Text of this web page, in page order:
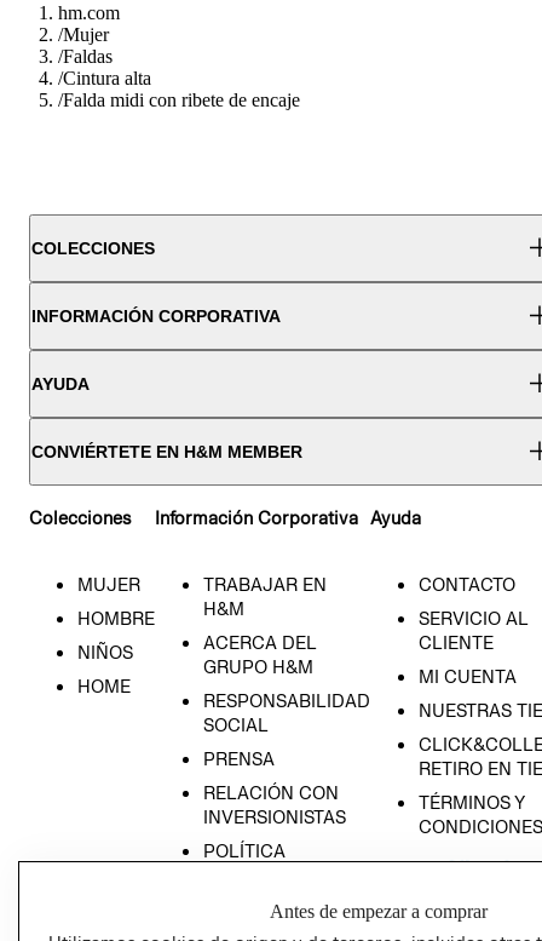
hm.com
/Mujer
/Faldas
/Cintura alta
/Falda midi con ribete de encaje
COLECCIONES
INFORMACIÓN CORPORATIVA
AYUDA
CONVIÉRTETE EN H&M MEMBER
Colecciones
MUJER
HOMBRE
NIÑOS
HOME
Información Corporativa
TRABAJAR EN
H&M
ACERCA DEL
GRUPO H&M
RESPONSABILIDAD
SOCIAL
PRENSA
RELACIÓN CON
INVERSIONISTAS
POLÍTICA
Ayuda
CONTACTO
SERVICIO AL
CLIENTE
MI CUENTA
NUESTRAS
RETIRO EN
TÉRMINOS Y
CONDICIONES
Antes de empezar a comprar